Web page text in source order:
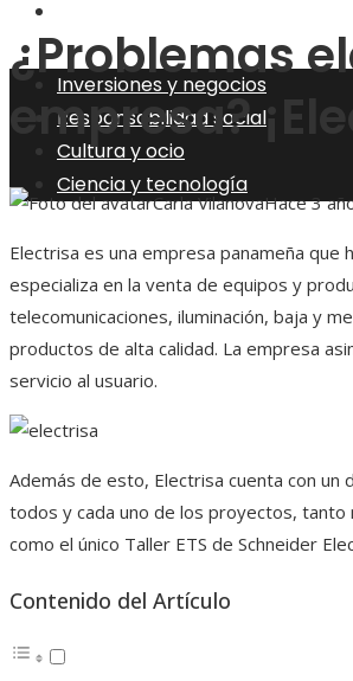
Inversiones y negocios
Responsabilidad social
Cultura y ocio
Ciencia y tecnología
¿Problemas
empresa?
Carla VilanovaHace 3
Electrisa es una empresa panameña
especializa en la venta de equipos y
telecomunicaciones, iluminación, baja y
productos de alta calidad. La empresa
servicio al usuario.
Además de esto, Electrisa cuenta con un
todos y cada uno de los proyectos,
como el único Taller ETS de Schneider
Contenido del Artículo